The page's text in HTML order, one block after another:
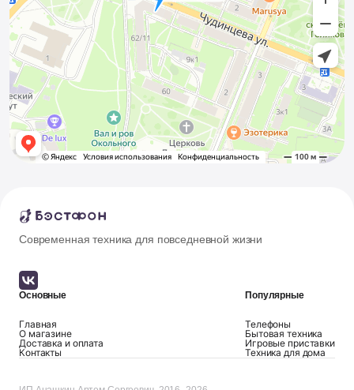
Современная техника для повседневной жизни
Основные
Главная
О магазине
Доставка и оплата
Контакты
Популярные
Телефоны
Бытовая техника
Игровые приставки
Техника для дома